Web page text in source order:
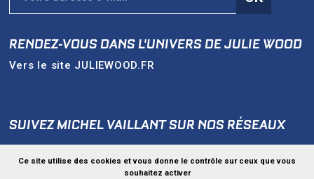
RENDEZ-VOUS DANS L'UNIVERS DEJULIE WOOD
Vers le site JULIEWOOD.FR
SUIVEZ MICHEL VAILLANT SUR NOS RÉSEAUX
Ce site utilise des cookies et vous donne le contrôle sur ceux que vous
souhaitez activer